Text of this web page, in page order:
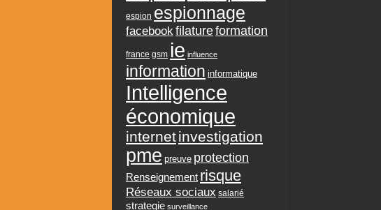
espion espionnage
facebookfilatureformation
france gsm ie influence
information informatique
Intelligence
économique
internetinvestigation
pme preuve protection
Renseignement risque
Réseaux sociaux salarié
strategie surveillance